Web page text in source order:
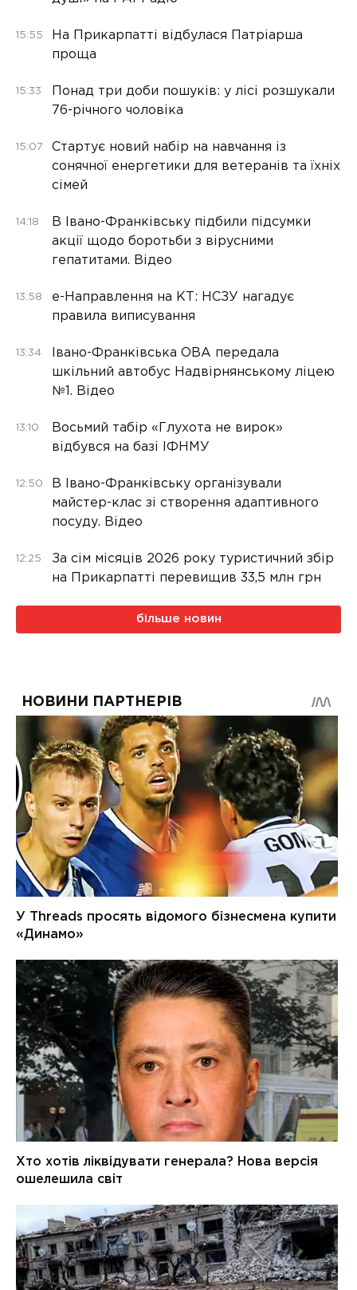
15:55
На Прикарпатті відбулася Патріарша
проща
15:33
Понад три доби пошуків: у лісі розшукали
76-річного чоловіка
15:07
Стартує новий набір на навчання із
сонячної енергетики для ветеранів та їхніх
сімей
14:18
В Івано-Франківську підбили підсумки
акції щодо боротьби з вірусними
гепатитами. Відео
13:58
е-Направлення на КТ: НСЗУ нагадує
правила виписування
13:34
Івано-Франківська ОВА передала
шкільний автобус Надвірнянському ліцею
№1. Відео
13:10
Восьмий табір «Глухота не вирок»
відбувся на базі ІФНМУ
12:50
В Івано-Франківську організували
майстер-клас зі створення адаптивного
посуду. Відео
12:25
За сім місяців 2026 року туристичний збір
на Прикарпатті перевищив 33,5 млн грн
більше новин